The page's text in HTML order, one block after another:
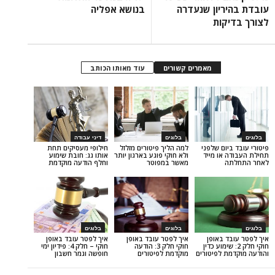
שנעדרה
בנושא אפליה
עוד מאותו הכותב
דיני עבודה
חילופי מעסיקים תחת
אותו גג: חובת שימוע
וחלף הודעה מוקדמת
למה הליך פיטורים מזלזל
ולא חוקי פוגע בארגון יותר
מאשר במפוטר
שלפני
מייד
בלוגים
איך לפטר עובד באופן
חוקי – חלק 4: פידיון ימי
חופשה וגמר חשבון
בלוגים
איך לפטר עובד באופן
חוקי חלק 3: הודעה
מוקדמת לפיטורים
2: שימוע כדין
לפיטורים